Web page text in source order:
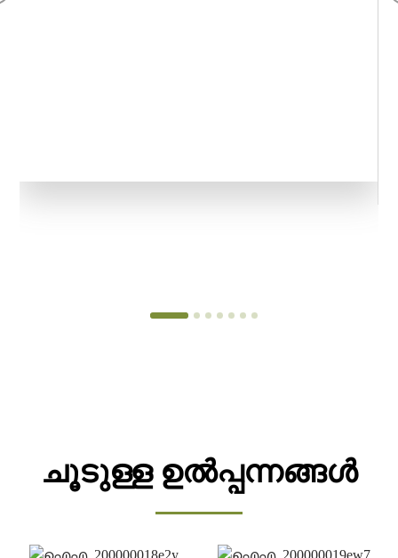
ചൂടുള്ള ഉൽപ്പന്നങ്ങൾ